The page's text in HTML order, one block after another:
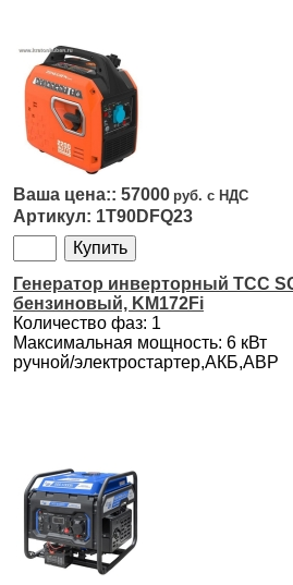
57000
1T90DFQ23
Генератор инверторный ТСС
бензиновый, KM172Fi
Количество фаз: 1
Максимальная мощность: 6 кВт
ручной/электростартер,АКБ,АВР